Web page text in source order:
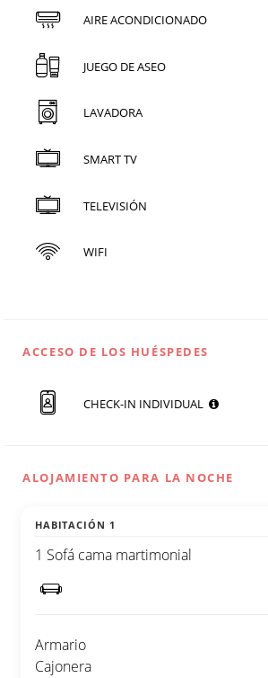
AIRE ACONDICIONADO
JUEGO DE ASEO
LAVADORA
SMART TV
TELEVISIÓN
WIFI
ACCESO DE LOS HUÉSPEDES
CHECK-IN INDIVIDUAL
ALOJAMIENTO PARA LA NOCHE
HABITACIÓN 1
1 Sofá cama martimonial
Armario
Cajonera